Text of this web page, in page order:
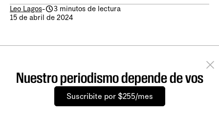
Leo Lagos-
3 minutos de lectura
15 de abril de 2024
Nuestro periodismo depende de vos
Suscribite por $255/mes